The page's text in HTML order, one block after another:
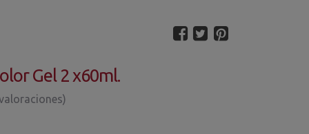
Gel 2 x60ml.